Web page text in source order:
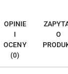
OPINIE
I
OCENY
(0)
O